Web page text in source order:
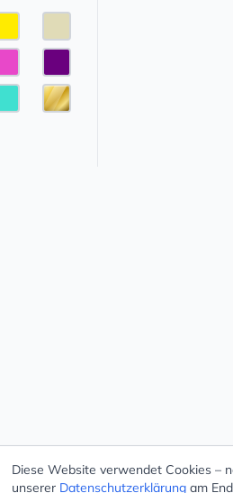
Diese Website verwendet Cookies –
unserer Datenschutzerklärung am